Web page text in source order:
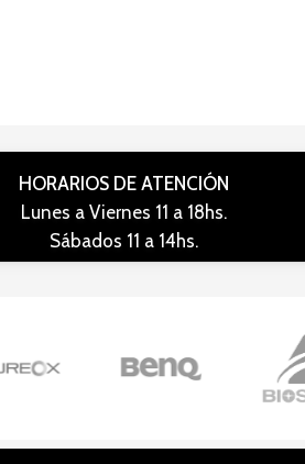
HORARIOS DE ATENCIÓN
Lunes a Viernes 11 a 18hs.
Sábados 11 a 14hs.